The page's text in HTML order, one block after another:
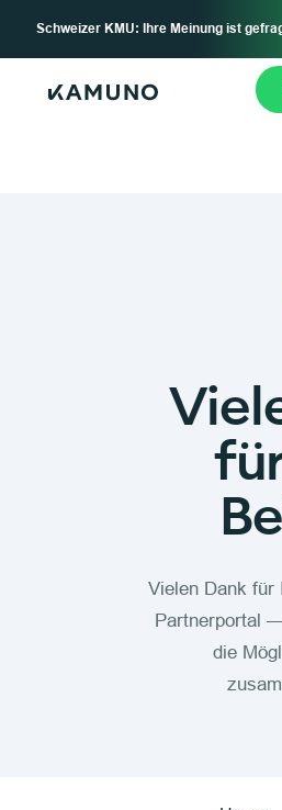
Schweizer KMU: Ihre Meinung ist
Vielen Dank für
Partnerportal
die